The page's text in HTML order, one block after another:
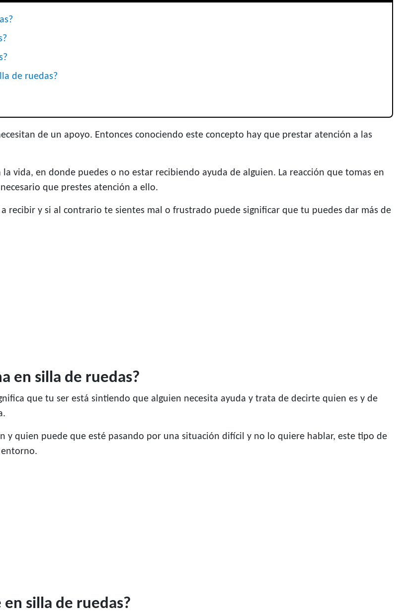
de ruedas?
de un apoyo. Entonces conociendo este concepto hay que prestar atención a las
vida, en donde puedes o no estar recibiendo ayuda de alguien. La reacción que tomas en
que prestes atención a ello.
recibir y si al contrario te sientes mal o frustrado puede significar que tu puedes dar más de
en silla de ruedas?
que tu ser está sintiendo que alguien necesita ayuda y trata de decirte quien es y de
y quien puede que esté pasando por una situación difícil y no lo quiere hablar, este tipo de
entorno.
silla de ruedas?